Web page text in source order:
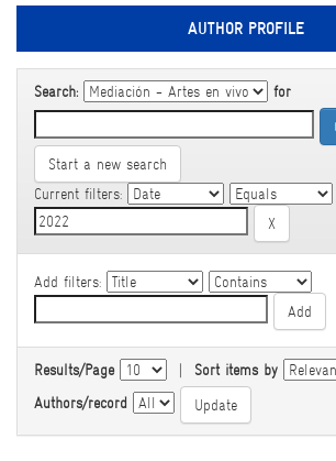
AUTHOR PROFILE
Search: for
Start a new search
Current filters:
Add filters:
Results/Page | Sort items by
Authors/record